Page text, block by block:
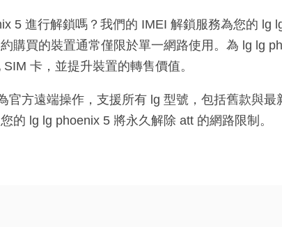
5 進行解鎖嗎？我們的 IMEI 解鎖服務為您的 lg
購買的裝置通常僅限於單一網路使用。為 lg lg
卡，並提升裝置的轉售價值。
官方遠端操作，支援所有 lg 型號，包括舊款與
的 lg lg phoenix 5 將永久解除 att 的網路限制。